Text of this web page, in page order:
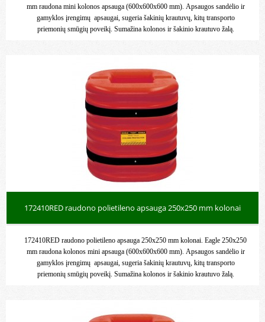
mm raudona mini kolonos apsauga (600x600x600 mm). Apsaugos sandėlio ir
gamyklos įrengimų apsaugai, sugeria šakinių krautuvų, kitų transporto
priemonių smūgių poveikį. Sumažina kolonos ir šakinio krautuvo žalą.
172410RED raudono polietileno apsauga 250x250 mm kolonai
172410RED raudono polietileno apsauga 250x250 mm kolonai. Eagle 250x250
mm raudona kolonos mini apsauga (600x600x600 mm). Apsaugos sandėlio ir
gamyklos įrengimų apsaugai, sugeria šakinių krautuvų, kitų transporto
priemonių smūgių poveikį. Sumažina kolonos ir šakinio krautuvo žalą.